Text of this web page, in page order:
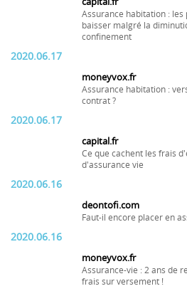
Assurance habitation : les
baisser malgré la
confinement
2020.06.17
moneyvox.fr
Assurance habitation :
contrat ?
2020.06.17
capital.fr
Ce que cachent les frais
d'assurance vie
2020.06.16
deontofi.com
Faut-il encore placer en
2020.06.16
moneyvox.fr
Assurance-vie : 2 ans de
frais sur versement !